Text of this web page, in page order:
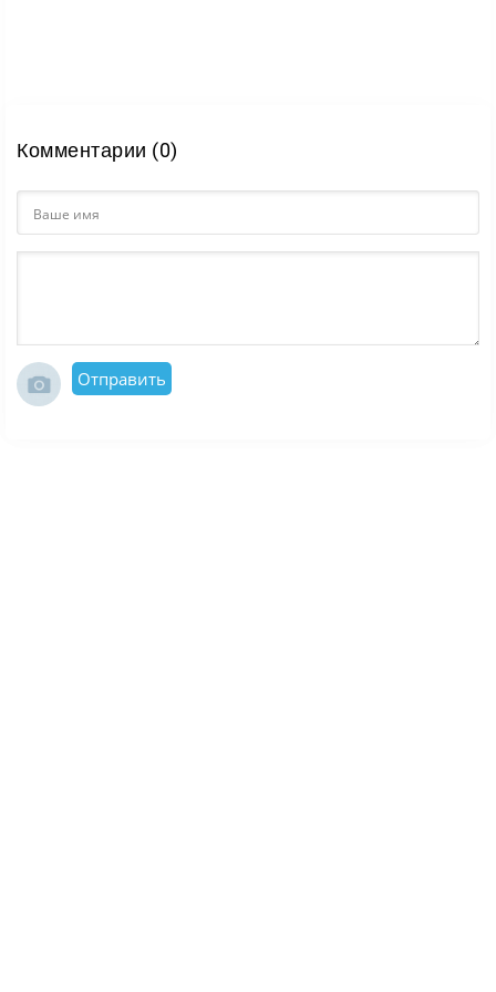
Комментарии (0)
Отправить